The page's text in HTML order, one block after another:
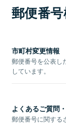
郵便番
市町村変更情報
郵便番号を公表し
しています。
よくあるご質問
郵便番号に関する